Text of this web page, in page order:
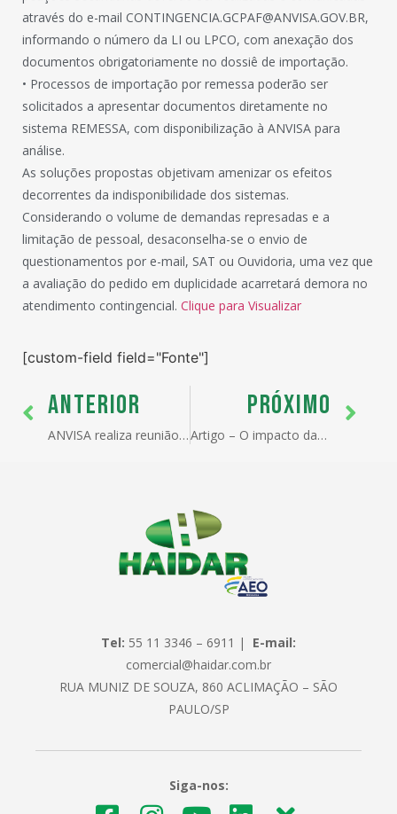
através do e-mail CONTINGENCIA.GCPAF@ANVISA.GOV.BR,
informando o número da LI ou LPCO, com anexação dos
documentos obrigatoriamente no dossiê de importação.
• Processos de importação por remessa poderão ser
solicitados a apresentar documentos diretamente no
sistema REMESSA, com disponibilização à ANVISA para
análise.
As soluções propostas objetivam amenizar os efeitos
decorrentes da indisponibilidade dos sistemas.
Considerando o volume de demandas represadas e a
limitação de pessoal, desaconselha-se o envio de
questionamentos por e-mail, SAT ou Ouvidoria, uma vez que
a avaliação do pedido em duplicidade acarretará demora no
atendimento contingencial. Clique para Visualizar
[custom-field field="Fonte"]
ANTERIOR
ANVISA realiza reunião com representantes do setor regulado sobre processos de importação
PRÓXIMO
Artigo – O impacto das atualizações do regime de Ex-Tarifário para as empresas brasileiras
Tel: 55 11 3346 – 6911 | E-mail:
comercial@haidar.com.br
RUA MUNIZ DE SOUZA, 860 ACLIMAÇÃO – SÃO
PAULO/SP
Siga-nos: